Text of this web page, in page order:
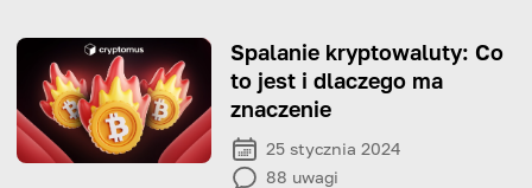
sieci Bitcoina.
Spalanie kryptowaluty: Co
to jest i dlaczego ma
znaczenie
25 stycznia 2024
88 uwagi